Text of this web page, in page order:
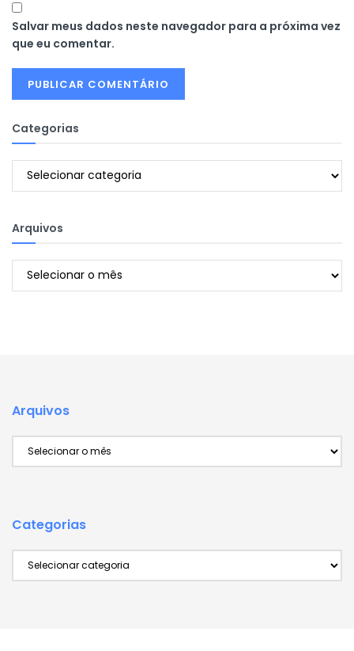
Salvar meus dados neste navegador para a próxima vez
que eu comentar.
Categorias
Categorias
Arquivos
Arquivos
Arquivos
Categorias